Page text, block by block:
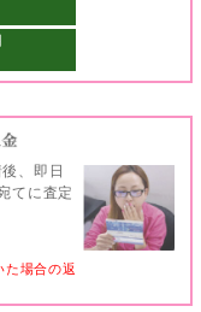
、即日
てに査定
た場合の返